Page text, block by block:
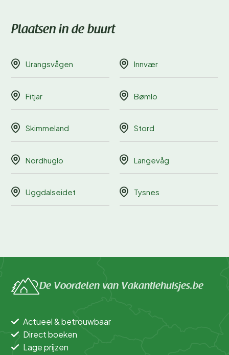
Plaatsen in de buurt
Urangsvågen Innvær
Fitjar Bømlo
Skimmeland Stord
Nordhuglo Langevåg
Uggdalseidet Tysnes
De Voordelen van Vakantiehuisjes.be
Actueel & betrouwbaar
Direct boeken
Lage prijzen